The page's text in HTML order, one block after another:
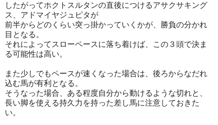
したがってホクトスルタンの直後につけるアサクサキング
ス、アドマイヤジュピタが
前半からどのくらい突っ掛かっていくかが、勝負の分かれ
目となる。
それによってスローペースに落ち着けば、この３頭で決ま
る可能性は高い。
また少しでもペースが速くなった場合は、後ろからなだれ
込む馬が有利となる。
そうなった場合、ある程度自分から動けるような切れと、
長い脚を使える持久力を持った差し馬に注意しておきた
い。